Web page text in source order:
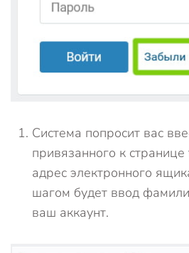
Система попросит вас
привязанного к
адрес электронного
шагом будет ввод
ваш аккаунт.